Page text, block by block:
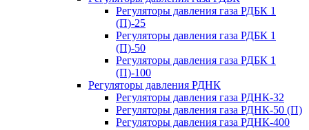
Регуляторы давления газа РДБК 1
(П)-25
Регуляторы давления газа РДБК 1
(П)-50
Регуляторы давления газа РДБК 1
(П)-100
Регуляторы давления РДНК
Регуляторы давления газа РДНК-32
Регуляторы давления газа РДНК-50 (П)
Регуляторы давления газа РДНК-400